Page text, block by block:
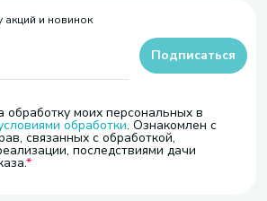
акций и новинок
обработку моих персональных в
обработки. Ознакомлен с
связанных с обработкой,
последствиями дачи
Подписаться